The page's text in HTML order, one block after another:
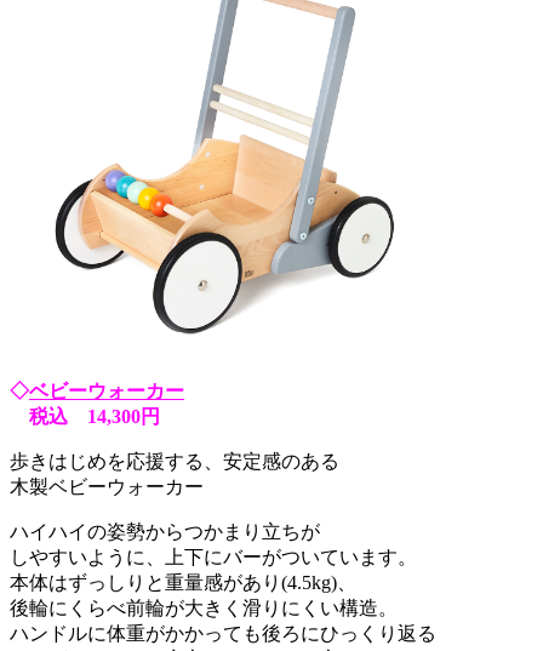
◇ベビーウォーカー
税込 14,300円
歩きはじめを応援する、安定感のある
木製ベビーウォーカー
ハイハイの姿勢からつかまり立ちが
しやすいように、上下にバーがついています。
本体はずっしりと重量感があり(4.5kg)、
後輪にくらべ前輪が大きく滑りにくい構造。
ハンドルに体重がかかっても後ろにひっくり返る